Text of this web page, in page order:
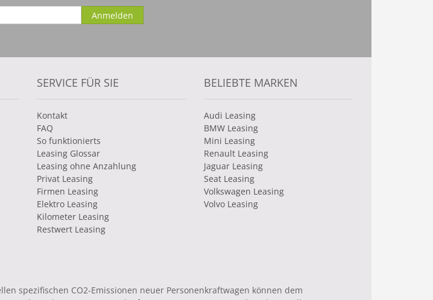
SERVICE FÜR SIE
Kontakt
FAQ
So funktionierts
Leasing Glossar
Leasing ohne Anzahlung
Privat Leasing
Firmen Leasing
Elektro Leasing
Kilometer Leasing
Restwert Leasing
BELIEBTE MARKEN
Audi Leasing
BMW Leasing
Mini Leasing
Renault Leasing
Jaguar Leasing
Seat Leasing
Volkswagen Leasing
Volvo Leasing
spezifischen CO2-Emissionen neuer Personenkraftwagen können dem